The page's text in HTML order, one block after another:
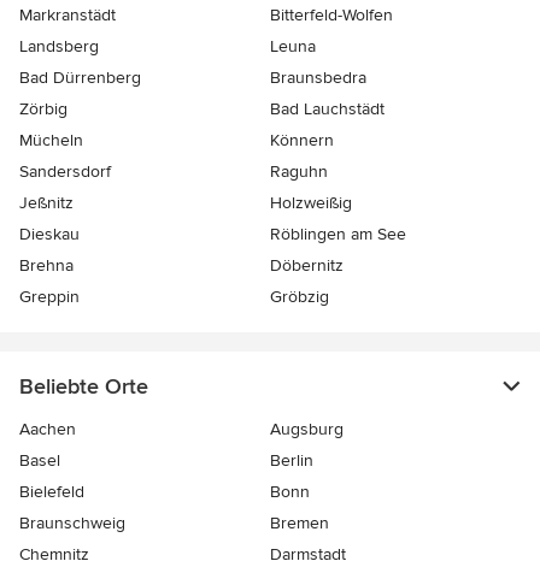
Markranstädt
Bitterfeld-Wolfen
Landsberg
Leuna
Bad Dürrenberg
Braunsbedra
Zörbig
Bad Lauchstädt
Mücheln
Könnern
Sandersdorf
Raguhn
Jeßnitz
Holzweißig
Dieskau
Röblingen am See
Brehna
Döbernitz
Greppin
Gröbzig
Beliebte Orte
Aachen
Augsburg
Basel
Berlin
Bielefeld
Bonn
Braunschweig
Bremen
Chemnitz
Darmstadt